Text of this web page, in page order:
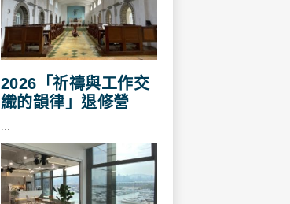
2026「祈禱與工作交
織的韻律」退修營